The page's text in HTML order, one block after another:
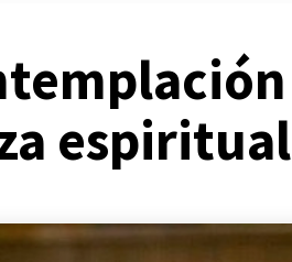
espiritual